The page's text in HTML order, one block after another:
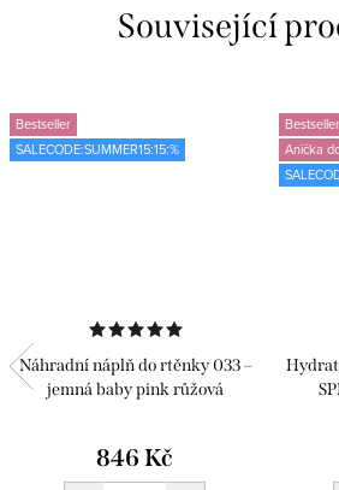
Související
Bestseller
SALECODE:SUMMER15:15:%
Náhradní náplň do rtěnky 033 –
jemná baby pink růžová
846 Kč
Bestseller
Anička